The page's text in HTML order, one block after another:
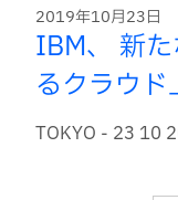
2019年10月23日
IBM、 新
るクラウ
TOKYO - 23 10